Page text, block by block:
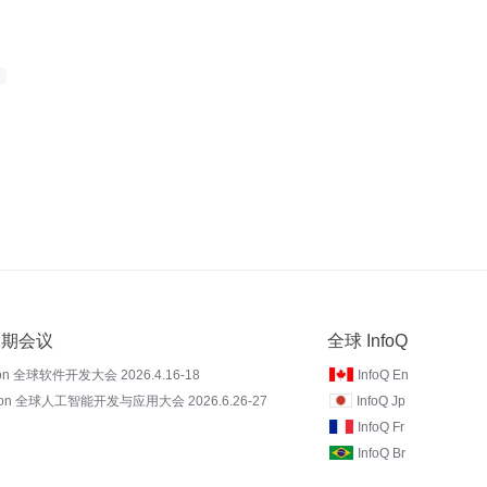
会议
全球软件开发大会 2026.4.16-18
全球人工智能开发与应用大会 2026.6.26-27
全球 InfoQ
InfoQ En
InfoQ Jp
InfoQ Fr
InfoQ Br